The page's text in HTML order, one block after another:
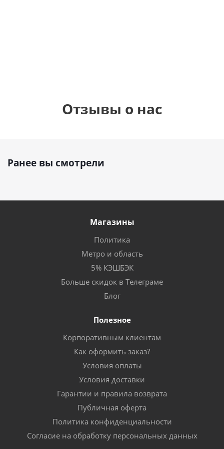
Отзывы о нас
Ранее вы смотрели
Магазины
Политика
Метро и область
5% КЭШБЭК
Больше скидок в Телеграме
Блог
Полезное
Корпоративным клиентам
Как оформить заказ?
Условия оплаты
Условия доставки
Гарантии и правила возврата
Публичная оферта
Политика конфиденциальности
Согласие на обработку персональных данных